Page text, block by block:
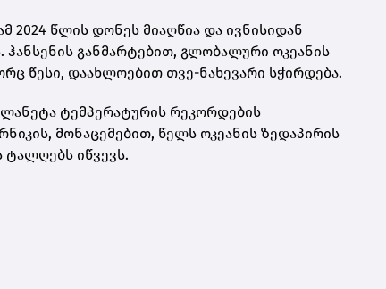
2024 წლის დონეს მიაღწია და ივნისიდან
განმარტებით, გლობალური ოკეანის
წესი, დაახლოებით თვე-ნახევარი სჭირდება.
ტემპერატურის რეკორდების
მონაცემებით, წელს ოკეანის ზედაპირის
ტალღებს იწვევს.